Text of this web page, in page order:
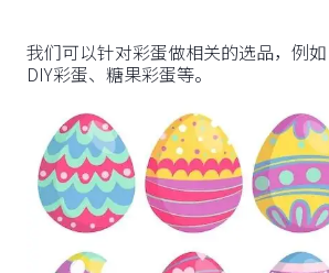
我们可以针对彩蛋做相关的选品，例如
DIY彩蛋、糖果彩蛋等。